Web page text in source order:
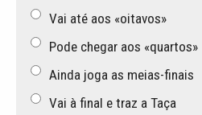
Vai até aos «oitavos»
Pode chegar aos «quartos»
Ainda joga as meias-finais
Vai à final e traz a Taça